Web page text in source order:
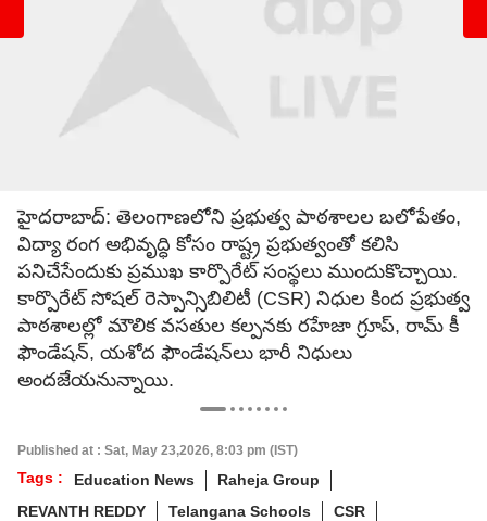
హైదరాబాద్: తెలంగాణలోని ప్రభుత్వ పాఠశాలల బలోపేతం,
విద్యా రంగ అభివృద్ధి కోసం రాష్ట్ర ప్రభుత్వంతో కలిసి
పనిచేసేందుకు ప్రముఖ కార్పొరేట్ సంస్థలు ముందుకొచ్చాయి.
కార్పొరేట్ సోషల్ రెస్పాన్సిబిలిటీ (CSR) నిధుల కింద ప్రభుత్వ
పాఠశాలల్లో మౌలిక వసతుల కల్పనకు రహేజా గ్రూప్, రామ్ కీ
ఫౌండేషన్, యశోద ఫౌండేషన్‌లు భారీ నిధులు
అందజేయనున్నాయి.
Published at : Sat, May 23,2026, 8:03 pm (IST)
Tags : Education News
Raheja Group
REVANTH REDDY
Telangana Schools
CSR